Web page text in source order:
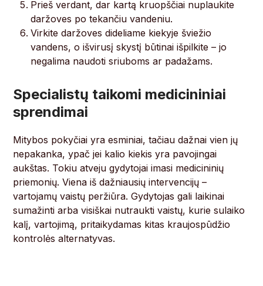
Prieš verdant, dar kartą kruopščiai nuplaukite
daržoves po tekančiu vandeniu.
Virkite daržoves dideliame kiekyje šviežio
vandens, o išvirusį skystį būtinai išpilkite – jo
negalima naudoti sriuboms ar padažams.
Specialistų taikomi medicininiai
sprendimai
Mitybos pokyčiai yra esminiai, tačiau dažnai vien jų
nepakanka, ypač jei kalio kiekis yra pavojingai
aukštas. Tokiu atveju gydytojai imasi medicininių
priemonių. Viena iš dažniausių intervencijų –
vartojamų vaistų peržiūra. Gydytojas gali laikinai
sumažinti arba visiškai nutraukti vaistų, kurie sulaiko
kalį, vartojimą, pritaikydamas kitas kraujospūdžio
kontrolės alternatyvas.